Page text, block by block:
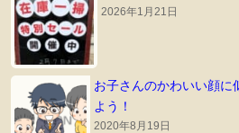
2026年1月21日
お子さんのかわいい顔に
よう！
2020年8月19日